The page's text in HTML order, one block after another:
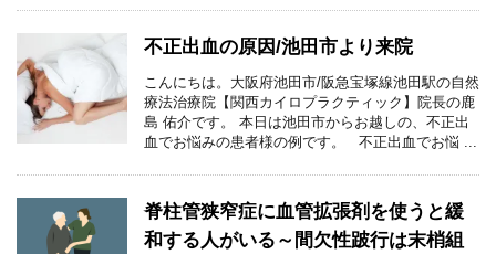
不正出血の原因/池田市より来院
こんにちは。大阪府池田市/阪急宝塚線池田駅の自然
療法治療院【関西カイロプラクティック】院長の鹿
島 佑介です。 本日は池田市からお越しの、不正出
血でお悩みの患者様の例です。 不正出血でお悩 ...
脊柱管狭窄症に血管拡張剤を使うと緩
和する人がいる～間欠性跛行は末梢組